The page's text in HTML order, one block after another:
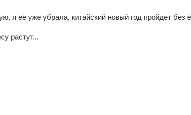
я её уже убрала, китайский новый год пройдет без
растут...